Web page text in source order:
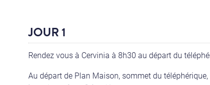
JOUR 1
Rendez vous à Cervinia à 8h30 au départ du
Au départ de Plan Maison, sommet du